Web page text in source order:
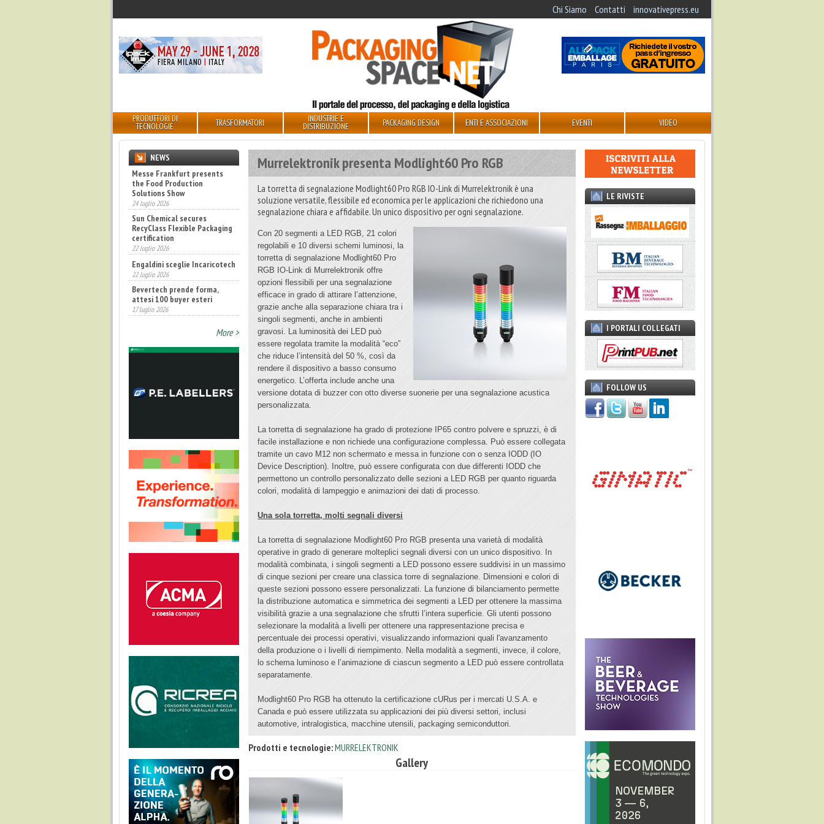
Chi Siamo Contatti innovativepress.eu
PRODUTTORI DI
TECNOLOGIE TRASFORMATORI INDUSTRIE E
DISTRIBUZIONE PACKAGING DESIGN ENTI E ASSOCIAZIONI EVENTI VIDEO
Murrelektronik presenta Modlight60 Pro RGB
La torretta di segnalazione Modlight60 Pro RGB IO-Link di Murrelektronik è una
soluzione versatile, flessibile ed economica per le applicazioni che richiedono una
segnalazione chiara e affidabile. Un unico dispositivo per ogni segnalazione.
Con 20 segmenti a LED RGB, 21 colori
regolabili e 10 diversi schemi luminosi, la
torretta di segnalazione Modlight60 Pro
RGB IO-Link di Murrelektronik offre
opzioni flessibili per una segnalazione
efficace in grado di attirare l’attenzione,
grazie anche alla separazione chiara tra i
singoli segmenti, anche in ambienti
gravosi. La luminosità dei LED può
essere regolata tramite la modalità “eco”
che riduce l’intensità del 50 %, così da
rendere il dispositivo a basso consumo
energetico. L’offerta include anche una
versione dotata di buzzer con otto diverse suonerie per una segnalazione acustica
personalizzata.
La torretta di segnalazione ha grado di protezione IP65 contro polvere e spruzzi, è di
facile installazione e non richiede una configurazione complessa. Può essere collegata
tramite un cavo M12 non schermato e messa in funzione con o senza IODD (IO
Device Description). Inoltre, può essere configurata con due differenti IODD che
permettono un controllo personalizzato delle sezioni a LED RGB per quanto riguarda
colori, modalità di lampeggio e animazioni dei dati di processo.
Una sola torretta, molti segnali diversi
La torretta di segnalazione Modlight60 Pro RGB presenta una varietà di modalità
operative in grado di generare molteplici segnali diversi con un unico dispositivo. In
modalità combinata, i singoli segmenti a LED possono essere suddivisi in un massimo
di cinque sezioni per creare una classica torre di segnalazione. Dimensioni e colori di
queste sezioni possono essere personalizzati. La funzione di bilanciamento permette
la distribuzione automatica e simmetrica dei segmenti a LED per ottenere la massima
visibilità grazie a una segnalazione che sfrutti l’intera superficie. Gli utenti possono
selezionare la modalità a livelli per ottenere una rappresentazione precisa e
percentuale dei processi operativi, visualizzando informazioni quali l'avanzamento
della produzione o i livelli di riempimento. Nella modalità a segmenti, invece, il colore,
lo schema luminoso e l’animazione di ciascun segmento a LED può essere controllata
separatamente.
Modlight60 Pro RGB ha ottenuto la certificazione cURus per i mercati U.S.A. e
Canada e può essere utilizzata su applicazioni dei più diversi settori, inclusi
automotive, intralogistica, macchine utensili, packaging semiconduttori.
Prodotti e tecnologie:MURRELEKTRONIK
Gallery
NEWS
Messe Frankfurt presents
the Food Production
Solutions Show
24 luglio 2026
Sun Chemical secures
RecyClass Flexible Packaging
certification
22 luglio 2026
Engaldini sceglie Incaricotech
22 luglio 2026
Bevertech prende forma,
attesi 100 buyer esteri
17 luglio 2026
Diamonds Awards 2026 di FTA
14 luglio 2026
More >
LE RIVISTE
I PORTALI COLLEGATI
FOLLOW US